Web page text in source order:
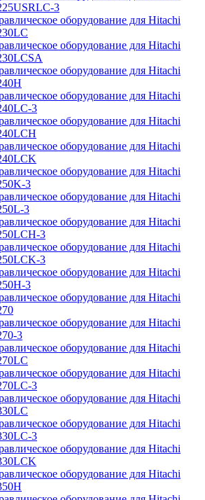
3
оборудование для Hitachi
оборудование для Hitachi
оборудование для Hitachi
оборудование для Hitachi
3
оборудование для Hitachi
оборудование для Hitachi
оборудование для Hitachi
3
оборудование для Hitachi
3
оборудование для Hitachi
3
оборудование для Hitachi
3
оборудование для Hitachi
3
оборудование для Hitachi
оборудование для Hitachi
3
оборудование для Hitachi
оборудование для Hitachi
3
оборудование для Hitachi
оборудование для Hitachi
3
оборудование для Hitachi
оборудование для Hitachi